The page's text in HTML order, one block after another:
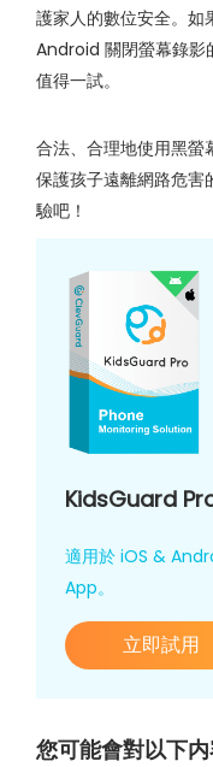
護家人的數位安全。如
Android 關閉螢幕錄影
值得一試。
合法、合理地使用黑
保護孩子遠離網路危害
驗吧！
KidsGuard
適用於 iOS &
App。
立即試用
您可能會對以下内